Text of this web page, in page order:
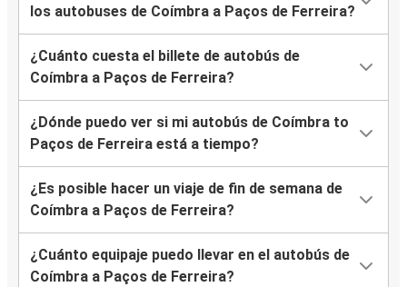
los autobuses de Coímbra a Paços de Ferreira?
¿Cuánto cuesta el billete de autobús de
Coímbra a Paços de Ferreira?
¿Dónde puedo ver si mi autobús de Coímbra to
Paços de Ferreira está a tiempo?
¿Es posible hacer un viaje de fin de semana de
Coímbra a Paços de Ferreira?
¿Cuánto equipaje puedo llevar en el autobús de
Coímbra a Paços de Ferreira?